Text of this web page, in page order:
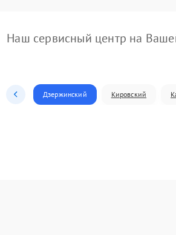
Наш сервисный центр на
Дзержинский Кировский